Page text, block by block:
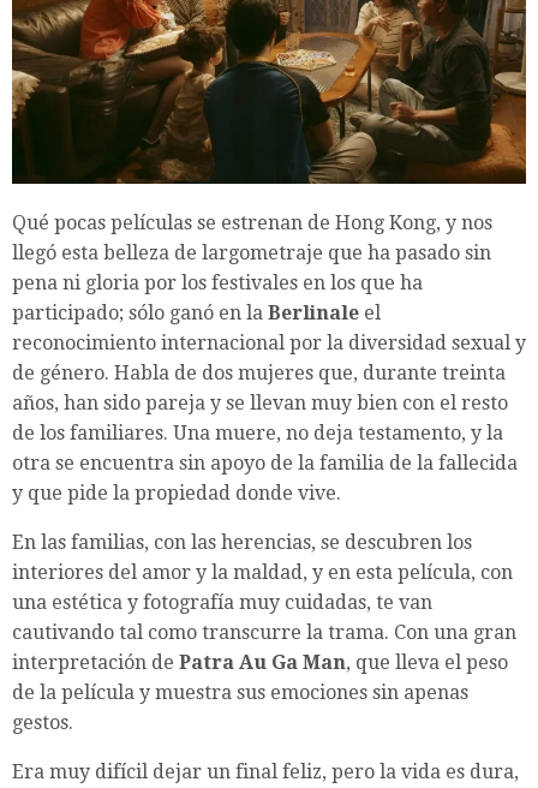
Qué pocas películas se estrenan de Hong Kong, y nos
llegó esta belleza de largometraje que ha pasado sin
pena ni gloria por los festivales en los que ha
participado; sólo ganó en la Berlinale el
reconocimiento internacional por la diversidad sexual y
de género. Habla de dos mujeres que, durante treinta
años, han sido pareja y se llevan muy bien con el resto
de los familiares. Una muere, no deja testamento, y la
otra se encuentra sin apoyo de la familia de la fallecida
y que pide la propiedad donde vive.
En las familias, con las herencias, se descubren los
interiores del amor y la maldad, y en esta película, con
una estética y fotografía muy cuidadas, te van
cautivando tal como transcurre la trama. Con una gran
interpretación de Patra Au Ga Man, que lleva el peso
de la película y muestra sus emociones sin apenas
gestos.
Era muy difícil dejar un final feliz, pero la vida es dura,